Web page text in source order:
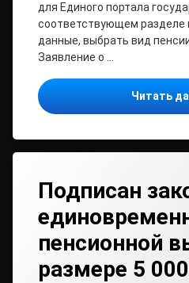
для Единого портала
соответствующем разделе
данные, выбрать вид
Заявление о …
Читать
Подписан
пенсионной
размере 5